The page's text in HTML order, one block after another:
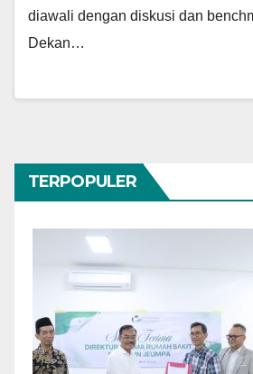
diawali dengan diskusi dan
Dekan…
TERPOPULER